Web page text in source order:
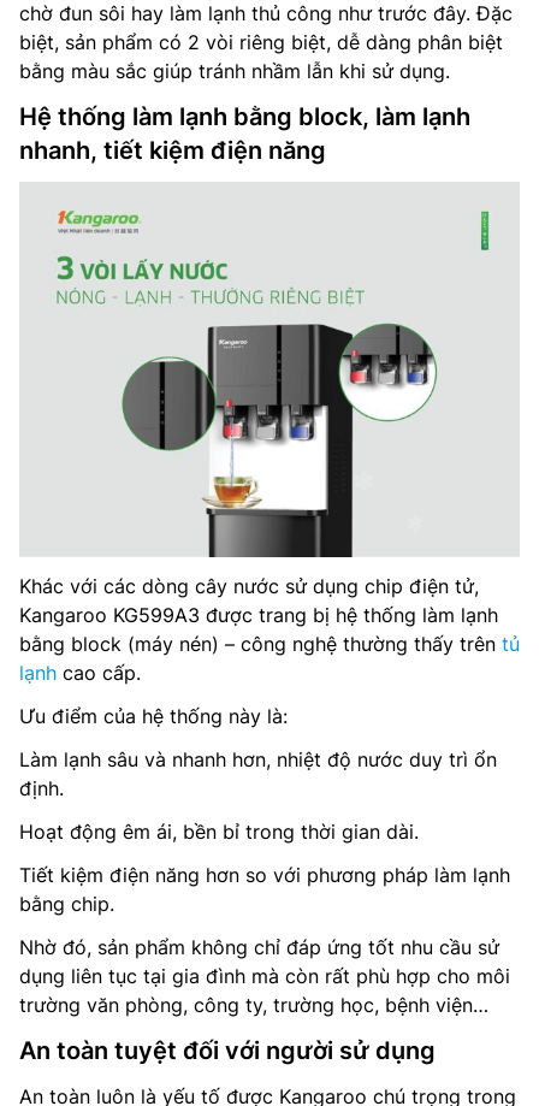
chờ đun sôi hay làm lạnh thủ công như trước đây. Đặc
biệt, sản phẩm có 2 vòi riêng biệt, dễ dàng phân biệt
bằng màu sắc giúp tránh nhầm lẫn khi sử dụng.
Hệ thống làm lạnh bằng block, làm lạnh
nhanh, tiết kiệm điện năng
Khác với các dòng cây nước sử dụng chip điện tử,
Kangaroo KG599A3 được trang bị hệ thống làm lạnh
bằng block (máy nén) – công nghệ thường thấy trên tủ
lạnh cao cấp.
Ưu điểm của hệ thống này là:
Làm lạnh sâu và nhanh hơn, nhiệt độ nước duy trì ổn
định.
Hoạt động êm ái, bền bỉ trong thời gian dài.
Tiết kiệm điện năng hơn so với phương pháp làm lạnh
bằng chip.
Nhờ đó, sản phẩm không chỉ đáp ứng tốt nhu cầu sử
dụng liên tục tại gia đình mà còn rất phù hợp cho môi
trường văn phòng, công ty, trường học, bệnh viện…
An toàn tuyệt đối với người sử dụng
An toàn luôn là yếu tố được Kangaroo chú trọng trong